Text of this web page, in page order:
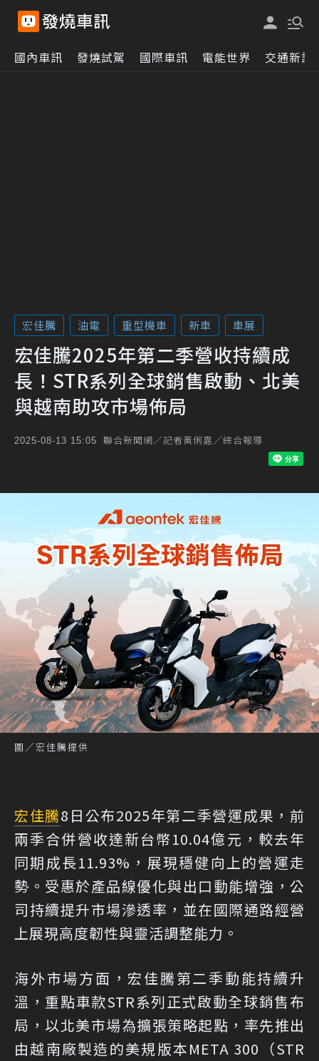
國內車訊 發燒試駕 國際車訊 電能世界 交通新訊
宏佳騰 油電 重型機車 新車 車展
宏佳騰2025年第二季營收持續成
長！STR系列全球銷售啟動、北美
與越南助攻市場佈局
2025-08-13 15:05 聯合新聞網／記者黃俐嘉／綜合報導
圖／宏佳騰提供
宏佳騰8日公布2025年第二季營運成果，前
兩季合併營收達新台幣10.04億元，較去年
同期成長11.93%，展現穩健向上的營運走
勢。受惠於產品線優化與出口動能增強，公
司持續提升市場滲透率，並在國際通路經營
上展現高度韌性與靈活調整能力。
海外市場方面，宏佳騰第二季動能持續升
溫，重點車款STR系列正式啟動全球銷售布
局，以北美市場為擴張策略起點，率先推出
由越南廠製造的美規版本META 300（STR